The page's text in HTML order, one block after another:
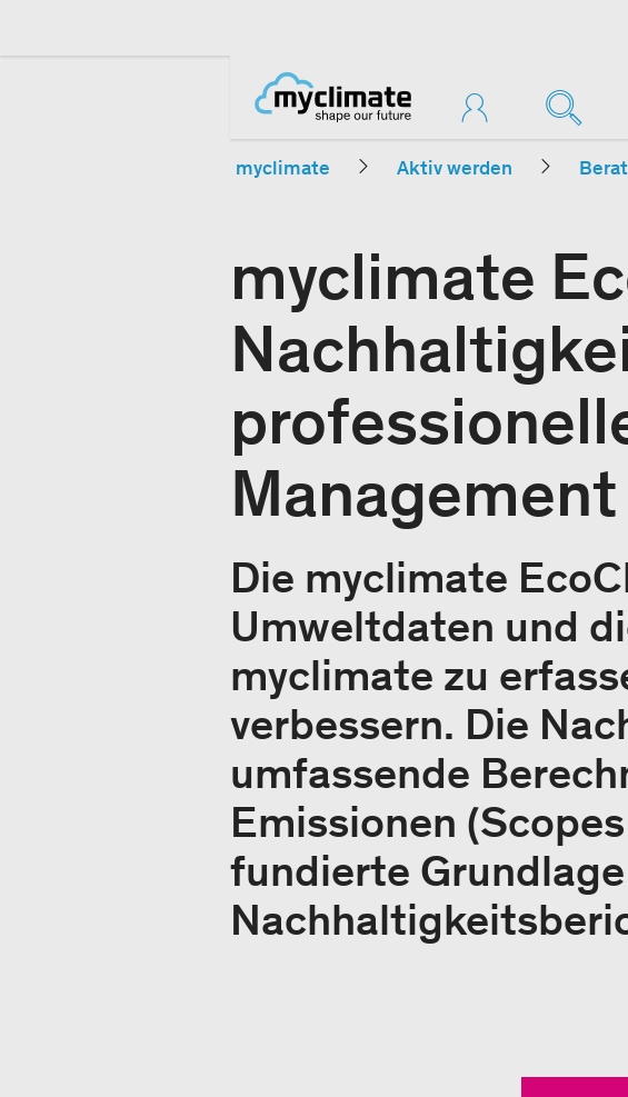
myclimate Aktiv werden
myclimate
Management
Die myclimate
Umweltdaten und
myclimate zu
verbessern. Die
umfassende
Emissionen
fundierte